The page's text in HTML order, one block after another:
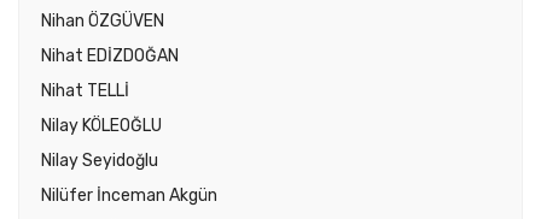
Nihan ÖZGÜVEN
Nihat EDİZDOĞAN
Nihat TELLİ
Nilay KÖLEOĞLU
Nilay Seyidoğlu
Nilüfer İnceman Akgün